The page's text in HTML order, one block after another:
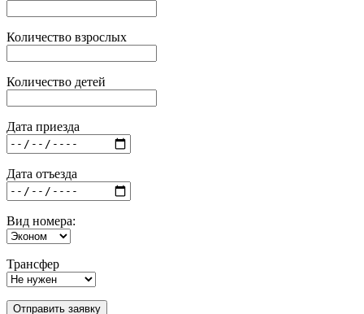
Количество взрослых
Количество детей
Дата приезда
Дата отъезда
Вид номера:
Трансфер
Отправить заявку